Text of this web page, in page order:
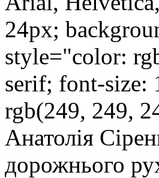
24px;
style="color:
serif; font-size:
rgb(249, 249,
Анатолія
дорожнього